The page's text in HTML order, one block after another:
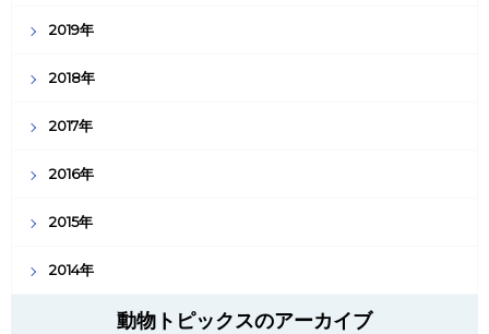
2019年
2018年
2017年
2016年
2015年
2014年
動物トピックスのアーカイブ